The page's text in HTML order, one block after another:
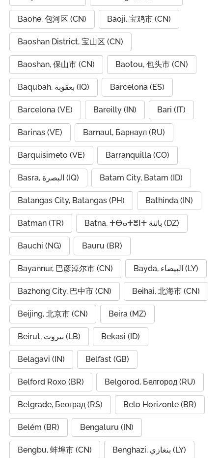
Baohe, 包河区 (CN) Baoji, 宝鸡市 (CN)
Baoshan District, 宝山区 (CN)
Baoshan, 保山市 (CN) Baotou, 包头市 (CN)
Baqubah, بعقوبة (IQ) Barcelona (ES)
Barcelona (VE) Bareilly (IN) Bari (IT)
Barinas (VE) Barnaul, Барнаул (RU)
Barquisimeto (VE) Barranquilla (CO)
Basra, البصرة (IQ) Batam City, Batam (ID)
Batangas City, Batangas (PH) Bathinda (IN)
Batman (TR) Batna, ⵜⴱⴰⵜⴻⵏⵜ باتنة (DZ)
Bauchi (NG) Bauru (BR)
Bayannur, 巴彦淖尔市 (CN) Bayda, البيضاء (LY)
Bazhong City, 巴中市 (CN) Beihai, 北海市 (CN)
Beijing, 北京市 (CN) Beira (MZ)
Beirut, بيروت (LB) Bekasi (ID)
Belagavi (IN) Belfast (GB)
Belford Roxo (BR) Belgorod, Белгород (RU)
Belgrade, Београд (RS) Belo Horizonte (BR)
Belém (BR) Bengaluru (IN)
Bengbu, 蚌埠市 (CN) Benghazi, بنغازي (LY)